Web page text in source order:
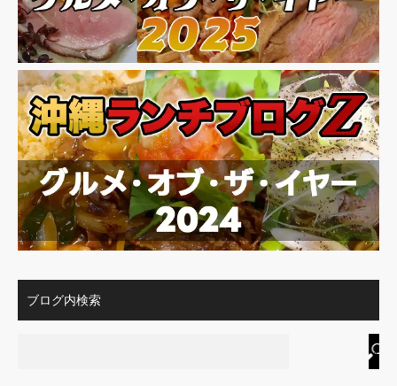
ブログ内検索